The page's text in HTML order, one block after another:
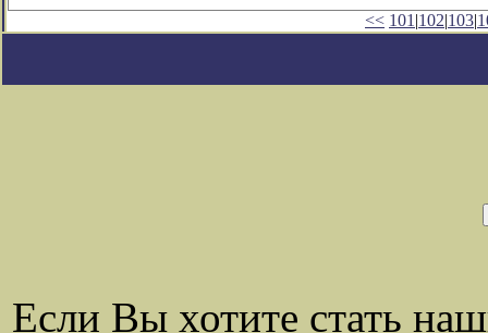
<< 101 |102|103|
Если Вы хотите стать